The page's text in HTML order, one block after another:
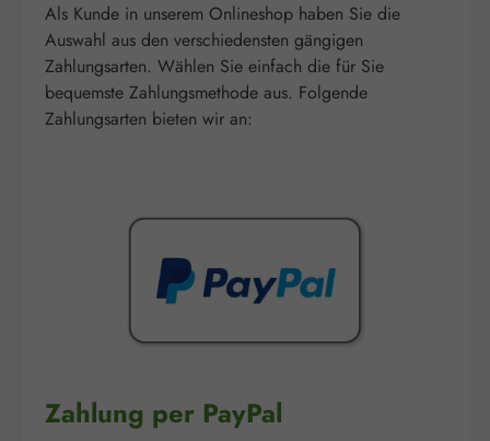
Als Kunde in unserem Onlineshop haben Sie die
Auswahl aus den verschiedensten gängigen
Zahlungsarten. Wählen Sie einfach die für Sie
bequemste Zahlungsmethode aus. Folgende
Zahlungsarten bieten wir an:
Zahlung per PayPal